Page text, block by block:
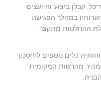
קבלן ביצוע והיועצים
במהלך הפגישה
ההחלטות מתקצר
כלים נוספים לחיסכון
מהיר מהרשות המקומית